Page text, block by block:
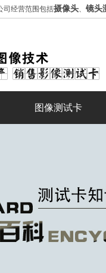
司经营范围包括摄像头、 镜头
图像测试卡
灰阶测试卡
实景图卡